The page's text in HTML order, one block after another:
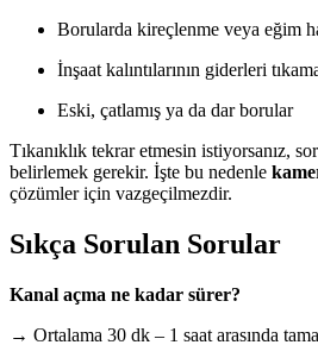
Borularda kireçlenme veya eğim
İnşaat kalıntılarının giderleri
Eski, çatlamış ya da dar borular
Tıkanıklık tekrar etmesin istiyorsanız,
belirlemek gerekir. İşte bu nedenle
çözümler için vazgeçilmezdir.
Sıkça Sorulan Sorular
Kanal açma ne kadar sürer?
→ Ortalama 30 dk – 1 saat arasında